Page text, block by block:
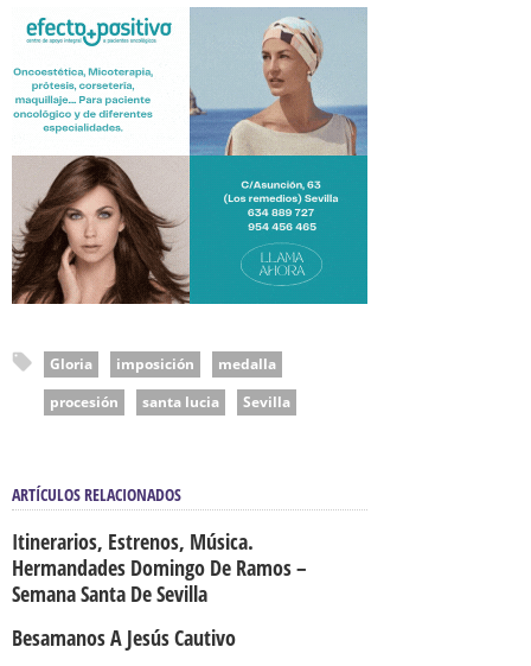
Gloria imposición
medalla
procesión
santa lucia Sevilla
ARTÍCULOS RELACIONADOS
Itinerarios, Estrenos, Música.
Hermandades Domingo De Ramos –
Semana Santa De Sevilla
Besamanos A Jesús Cautivo